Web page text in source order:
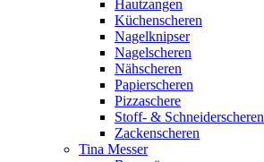
Hautzangen
Küchenscheren
Nagelknipser
Nagelscheren
Nähscheren
Papierscheren
Pizzaschere
Stoff- & Schneiderscheren
Zackenscheren
Tina Messer